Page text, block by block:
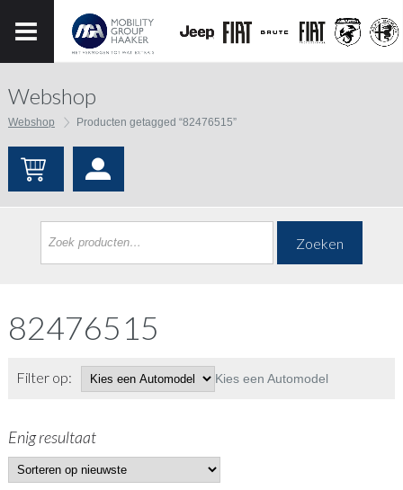
Webshop
Webshop Producten getagged “82476515”
Zoeken
82476515
Filter op: Kies een Automodel
Enig resultaat